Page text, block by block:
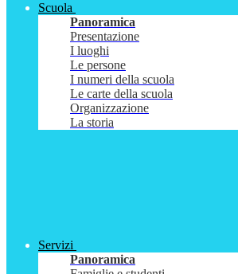
Scuola
Panoramica
Presentazione
I luoghi
Le persone
I numeri della scuola
Le carte della scuola
Organizzazione
La storia
Servizi
Panoramica